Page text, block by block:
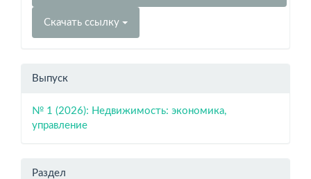
Скачать ссылку
Выпуск
№ 1 (2026): Недвижимость: экономика,
управление
Раздел